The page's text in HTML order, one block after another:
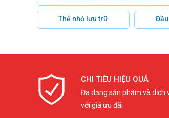
Thẻ nhớ lưu trữ
CHI TIÊU HIỆU QUẢ
Đa dạng sản phẩm và dịch
với giá ưu đãi